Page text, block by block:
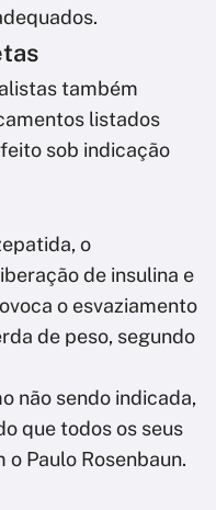
também
listados
sob indicação
o
de insulina e
o esvaziamento
de peso, segundo
não sendo indicada,
que todos os seus
Paulo Rosenbaun.